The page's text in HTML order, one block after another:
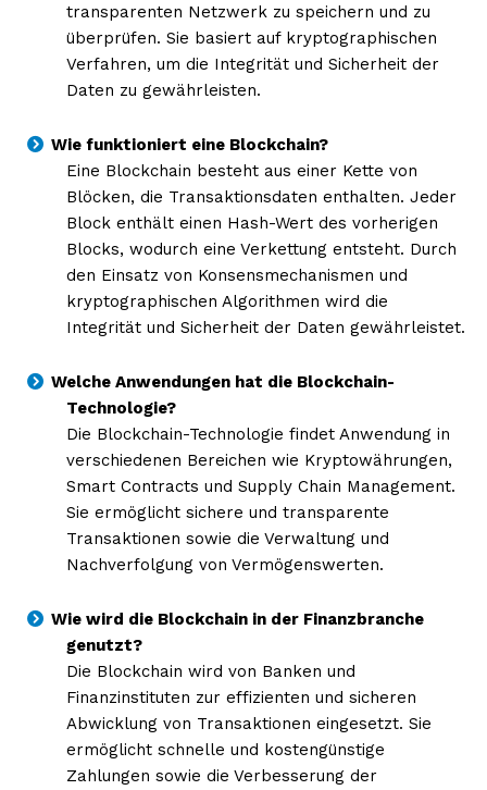
transparenten Netzwerk zu speichern und zu
überprüfen. Sie basiert auf kryptographischen
Verfahren, um die Integrität und Sicherheit der
Daten zu gewährleisten.
Wie funktioniert eine Blockchain?
Eine Blockchain besteht aus einer Kette von
Blöcken, die Transaktionsdaten enthalten. Jeder
Block enthält einen Hash-Wert des vorherigen
Blocks, wodurch eine Verkettung entsteht. Durch
den Einsatz von Konsensmechanismen und
kryptographischen Algorithmen wird die
Integrität und Sicherheit der Daten gewährleistet.
Welche Anwendungen hat die Blockchain-
Technologie?
Die Blockchain-Technologie findet Anwendung in
verschiedenen Bereichen wie Kryptowährungen,
Smart Contracts und Supply Chain Management.
Sie ermöglicht sichere und transparente
Transaktionen sowie die Verwaltung und
Nachverfolgung von Vermögenswerten.
Wie wird die Blockchain in der Finanzbranche
genutzt?
Die Blockchain wird von Banken und
Finanzinstituten zur effizienten und sicheren
Abwicklung von Transaktionen eingesetzt. Sie
ermöglicht schnelle und kostengünstige
Zahlungen sowie die Verbesserung der